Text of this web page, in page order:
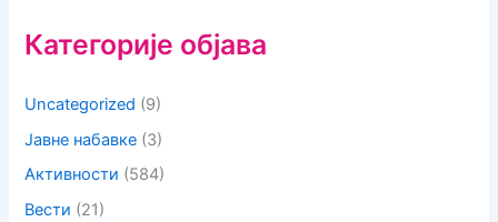
Категорије објава
Uncategorized (9)
Јавне набавке (3)
Активности (584)
Вести (21)